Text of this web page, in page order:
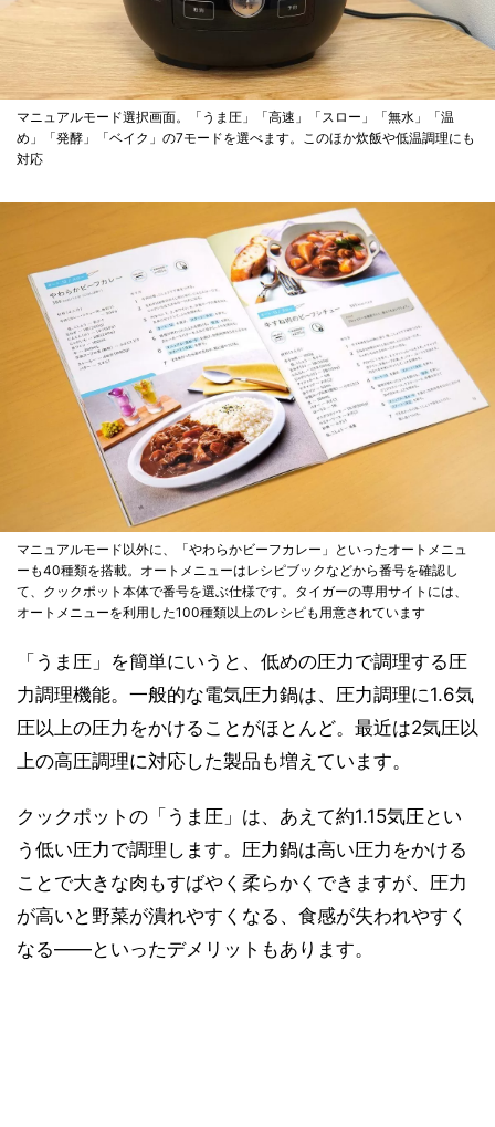
マニュアルモード選択画面。「うま圧」「高速」「スロー」「無水」「温
め」「発酵」「ベイク」の7モードを選べます。このほか炊飯や低温調理にも
対応
マニュアルモード以外に、「やわらかビーフカレー」といったオートメニュ
ーも40種類を搭載。オートメニューはレシピブックなどから番号を確認し
て、クックポット本体で番号を選ぶ仕様です。タイガーの専用サイトには、
オートメニューを利用した100種類以上のレシピも用意されています
「うま圧」を簡単にいうと、低めの圧力で調理する圧
力調理機能。一般的な電気圧力鍋は、圧力調理に1.6気
圧以上の圧力をかけることがほとんど。最近は2気圧以
上の高圧調理に対応した製品も増えています。
クックポットの「うま圧」は、あえて約1.15気圧とい
う低い圧力で調理します。圧力鍋は高い圧力をかける
ことで大きな肉もすばやく柔らかくできますが、圧力
が高いと野菜が潰れやすくなる、食感が失われやすく
なる――といったデメリットもあります。